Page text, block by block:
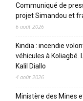
Communiqué de
projet Simandou et
6 août 2026
Kindia : incendie
véhicules à Koliagbé.
Kalil Diallo
4 août 2026
Ministère des Mines